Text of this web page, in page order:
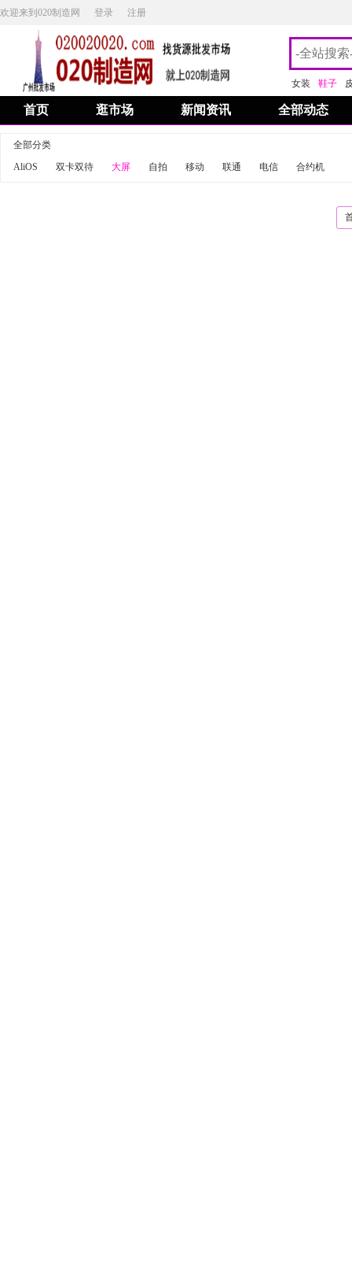
欢迎来到020制造网 登录 注册
女装 鞋子
首页 逛市场 新闻资讯 全部动态
全部分类
AliOS
双卡双待 大屏 自拍 移动 联通 电信 合约机